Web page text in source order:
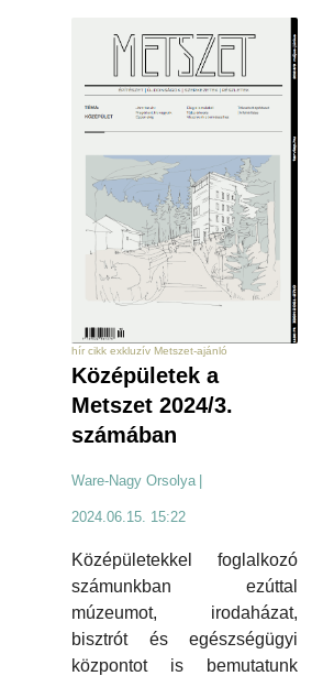
hír cikk exkluzív Metszet-ajánló
Középületek a
Metszet 2024/3.
számában
Ware-Nagy Orsolya
2024.06.15. 15:22
Középületekkel foglalkozó
számunkban ezúttal
múzeumot, irodaházat,
bisztrót és egészségügyi
központot is bemutatunk